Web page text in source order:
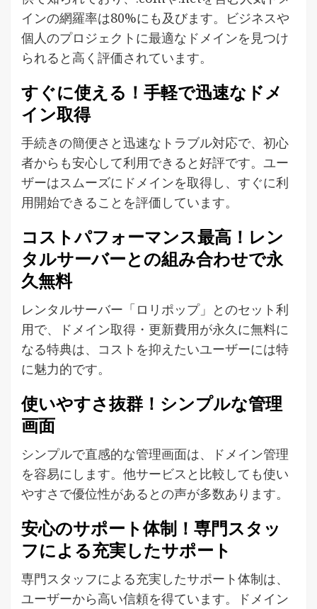
インの網羅率は80%にも及びます。ビジネスや
個人のプロジェクトに最適なドメインを見つけ
られると高く評価されています。
すぐに使える！手軽で迅速なドメ
イン取得
手続きの簡便さと迅速なトラブル対応で、初心
者からも安心して利用できると好評です。ユー
ザーはスムーズにドメインを取得し、すぐに利
用開始できることを評価しています。
コストパフォーマンス最高！レン
タルサーバーとの組み合わせで永
久無料
レンタルサーバー「ロリポップ」とのセット利
用で、ドメイン取得・更新費用が永久に無料に
なる特典は、コストを抑えたいユーザーには特
に魅力的です。
使いやすさ抜群！シンプルな管理
画面
シンプルで直感的な管理画面は、ドメイン管理
を容易にします。他サービスと比較しても使い
やすさで優位性があるとの声が多数あります。
安心のサポート体制！専門スタッ
フによる充実したサポート
専門スタッフによる充実したサポート体制は、
ユーザーから高い信頼を得ています。ドメイン